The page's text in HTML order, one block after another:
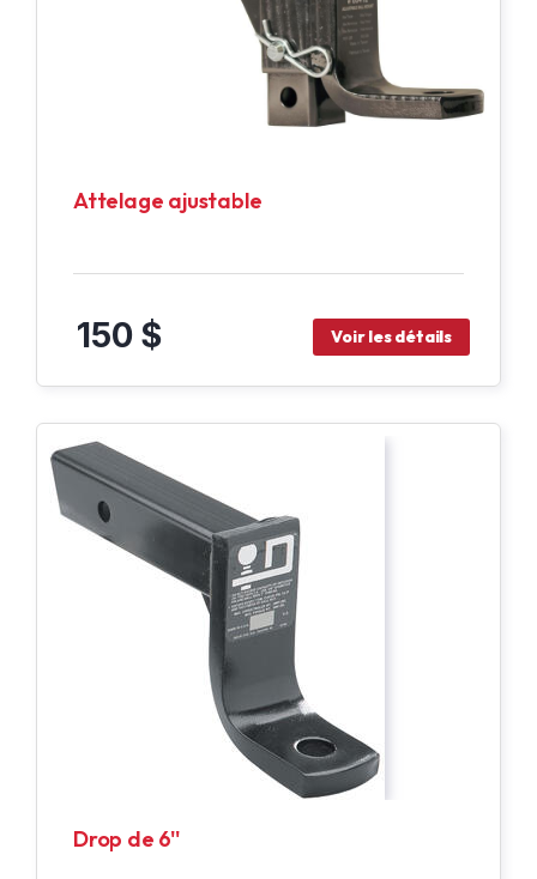
Attelage ajustable
150 $ Voir les détails
Drop de 6''